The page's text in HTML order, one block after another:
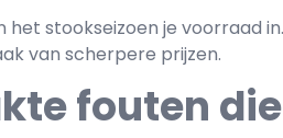
het stookseizoen je voorraad
van scherpere prijzen.
fouten